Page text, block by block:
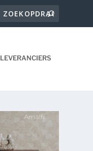
LEVERANCIERS